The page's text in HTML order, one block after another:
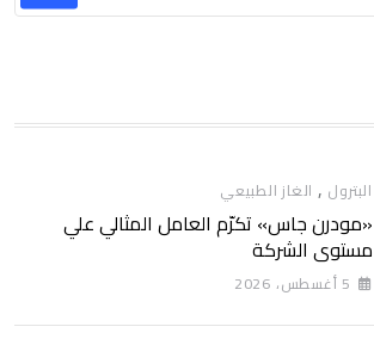
البترول , الغاز الطبيعي
«مودرن جاس» تكرّم العامل المثالي علي
مستوي الشركة
5 أغسطس، 2026